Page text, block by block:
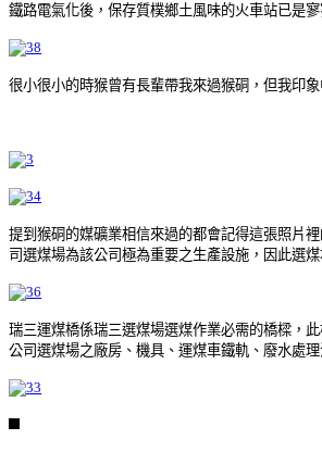
鐵路電氣化後，保存質樸鄉土風味的火車站已是
很小很小的時猴曾有長輩帶我來過猴硐，但我印
提到猴硐的媒礦業相信來過的都會記得這張照片
司選煤場為該公司極為重要之生產設施，因此選
瑞三運煤橋係瑞三選煤場選煤作業必需的橋樑，
公司選煤場之廠房、機具、運煤車鐵軌、廢水處